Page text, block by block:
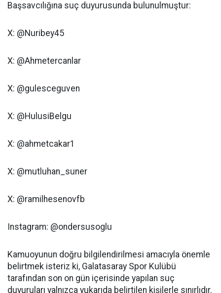
Başsavcılığına suç duyurusunda bulunulmuştur:
X: @Nuribey45
X: @Ahmetercanlar
X: @gulesceguven
X: @HulusiBelgu
X: @ahmetcakar1
X: @mutluhan_suner
X: @ramilhesenovfb
Instagram: @ondersusoglu
Kamuoyunun doğru bilgilendirilmesi amacıyla önemle
belirtmek isteriz ki, Galatasaray Spor Kulübü
tarafından son on gün içerisinde yapılan suç
duyuruları yalnızca yukarıda belirtilen kişilerle sınırlıdır.